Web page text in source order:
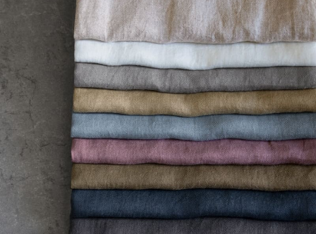
※詳しくはこちら
※詳しくはこちら